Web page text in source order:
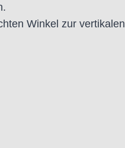
Winkel zur vertikalen